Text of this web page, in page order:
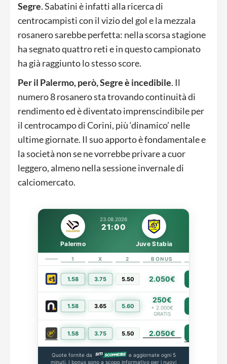
Segre. Sabatini è infatti alla ricerca di
centrocampisti con il vizio del gol e la mezzala
rosanero sarebbe perfetta: nella scorsa stagione
ha segnato quattro reti e in questo campionato
ha già raggiunto lo stesso score.
Per il Palermo, però, Segre è incedibile. Il
numero 8 rosanero sta trovando continuità di
rendimento ed è diventato imprenscindibile per
il centrocampo di Corini, più ‘dinamico’ nelle
ultime giornate. Il suo apporto è fondamentale e
la società non se ne vorrebbe privare a cuor
leggero, almeno nella sessione invernale di
calciomercato.
23.08.2026
21:00
Palermo Juve Stabia
1 X 2 BONUS
1.58 3.75 5.50 2.050€
1.58 3.65 5.60
250€
+ 2.000€
GRATIS
1.58 3.75 5.50 2.050€
Quote fornite da
e aggiornate ogni 5
minuti. I bonus sono a scopo informativo per i nuovi